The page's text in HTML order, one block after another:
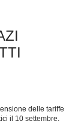
delle tariffe
il 10 settembre.